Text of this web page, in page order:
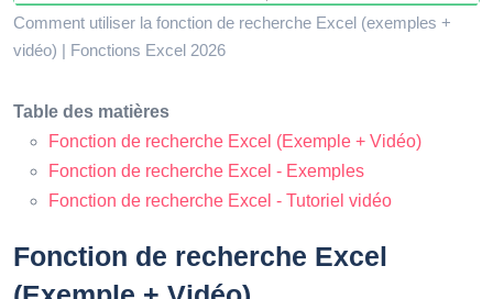
Comment utiliser la fonction de recherche Excel (exemples +
vidéo) | Fonctions Excel 2026
Table des matières
Fonction de recherche Excel (Exemple + Vidéo)
Fonction de recherche Excel - Exemples
Fonction de recherche Excel - Tutoriel vidéo
Fonction de recherche Excel